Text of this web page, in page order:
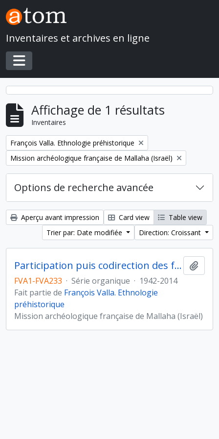
Skip to main content
Inventaires et archives en ligne
Toggle navigation
Affichage de 1 résultats
Inventaires
Remove filter:
François Valla. Ethnologie préhistorique
Remove filter:
Mission archéologique française de Mallaha (Israël)
Options de recherche avancée
Aperçu avant impression Card view
Table view
Trier par: Date modifiée
Direction: Croissant
Participation puis codirection des fouilles de Mallaha-Eynan, Israël
FVA1-FVA233 · Série organique · 1942-2014
Fait partie de François Valla. Ethnologie
préhistorique
Mission archéologique française de Mallaha (Israël)